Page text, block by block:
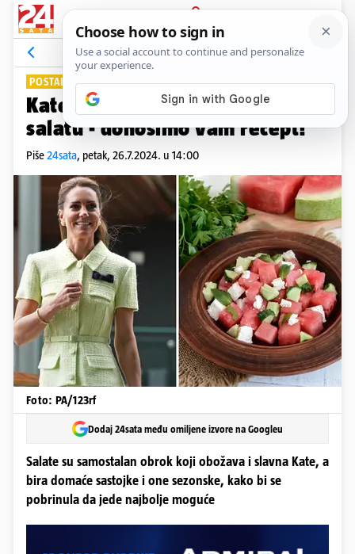
PRIJAVA
Lifestyle Komentari
POSTALA JE PRAVI HIT
Kate Middleton obožava ovu
salatu - donosimo vam recept!
Piše24sata, petak, 26.7.2024. u 14:00
Foto: PA/123rf
Dodaj 24sata među omiljene izvore na Googleu
Salate su samostalan obrok koji obožava i slavna Kate, a
bira domaće sastojke i one sezonske, kako bi se
pobrinula da jede najbolje moguće